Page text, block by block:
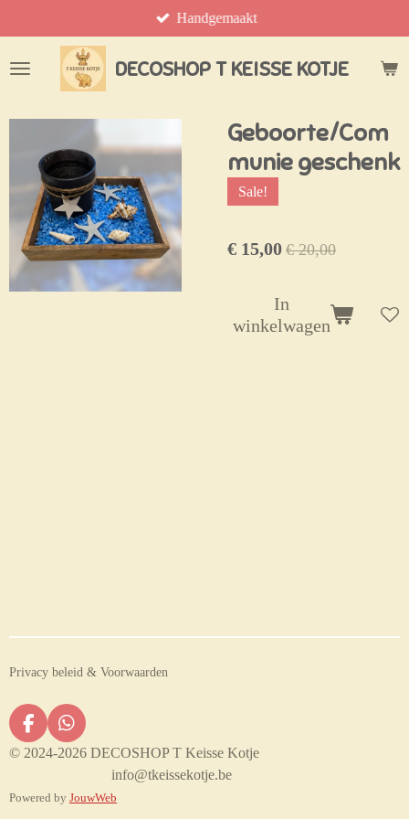
direct
naar
DECOSHOP T KEISSE KOTJE
Handgemaakt
Geboorte/Com
munie geschenk
Sale!
€ 15,00 € 20,00
In
winkelwagen
Privacy beleid & Voorwaarden
F
a
b
W
h
s
© 2024-2026 DECOSHOP T Keisse Kotje
info@tkeissekotje.be
Powered by JouwWeb